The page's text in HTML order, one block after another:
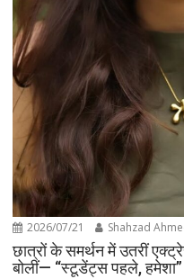
2026/07/21 Shahzad
छात्रों के समर्थन में उतरीं
बोलीं— “स्टूडेंट्स पहले, हमेशा”